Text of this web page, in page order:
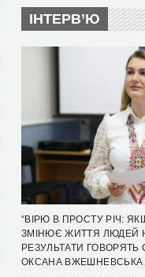
ІНТЕРВ’Ю
“ВІРЮ В ПРОСТУ РІЧ:
ЗМІНЮЄ ЖИТТЯ ЛЮДЕЙ
РЕЗУЛЬТАТИ ГОВОРЯТЬ
ОКСАНА ВЖЕШНЕВСЬКА